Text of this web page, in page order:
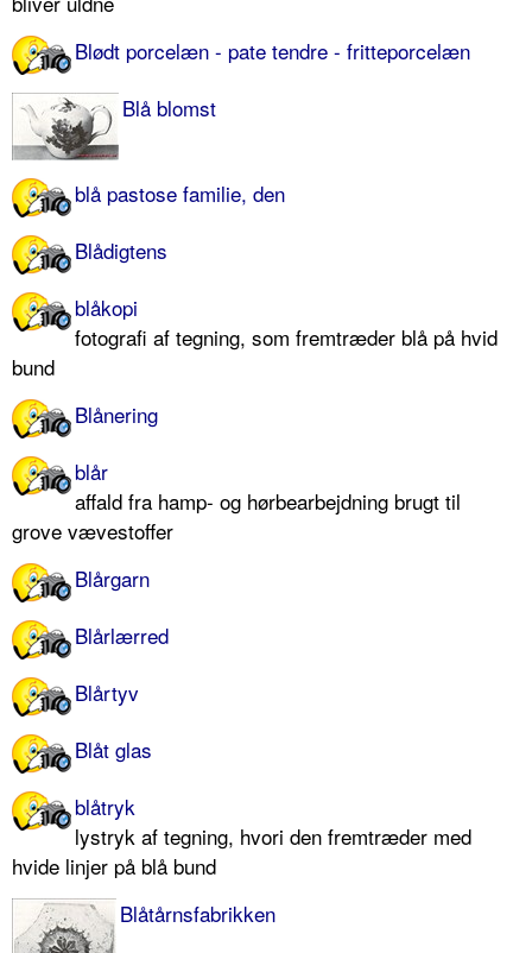
Blødt porcelæn - pate tendre - fritteporcelæn
Blå blomst
blå pastose familie, den
Blådigtens
blåkopi
fotografi af tegning, som fremtræder blå på hvid
bund
Blånering
blår
affald fra hamp- og hørbearbejdning brugt til
grove vævestoffer
Blårgarn
Blårlærred
Blårtyv
Blåt glas
blåtryk
lystryk af tegning, hvori den fremtræder med
hvide linjer på blå bund
Blåtårnsfabrikken